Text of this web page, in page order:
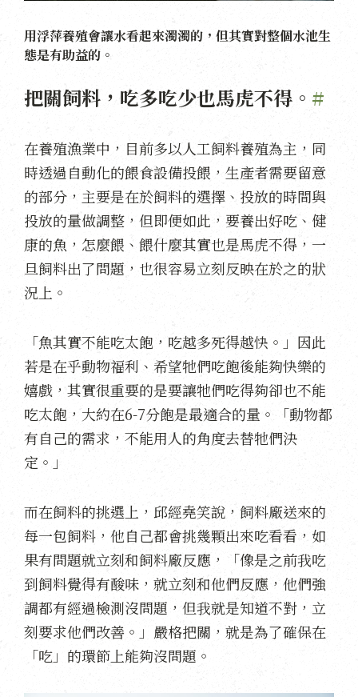
用浮萍養殖會讓水看起來濁濁的，但其實對整個水池生
態是有助益的。
把關飼料，吃多吃少也馬虎不得。 #
在養殖漁業中，目前多以人工飼料養殖為主，同
時透過自動化的餵食設備投餵，生產者需要留意
的部分，主要是在於飼料的選擇、投放的時間與
投放的量做調整，但即便如此，要養出好吃、健
康的魚，怎麼餵、餵什麼其實也是馬虎不得，一
旦飼料出了問題，也很容易立刻反映在於之的狀
況上。
「魚其實不能吃太飽，吃越多死得越快。」因此
若是在乎動物福利、希望牠們吃飽後能夠快樂的
嬉戲，其實很重要的是要讓牠們吃得夠卻也不能
吃太飽，大約在6-7分飽是最適合的量。「動物都
有自己的需求，不能用人的角度去替牠們決
定。」
而在飼料的挑選上，邱經堯笑說，飼料廠送來的
每一包飼料，他自己都會挑幾顆出來吃看看，如
果有問題就立刻和飼料廠反應，「像是之前我吃
到飼料覺得有酸味，就立刻和他們反應，他們強
調都有經過檢測沒問題，但我就是知道不對，立
刻要求他們改善。」嚴格把關，就是為了確保在
「吃」的環節上能夠沒問題。